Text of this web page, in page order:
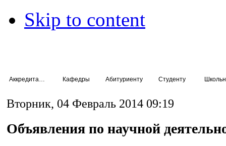
Skip to content
Кафедры Абитуриенту Студенту
Вторник, 04 Февраль 2014 09:19
Объявления по научной